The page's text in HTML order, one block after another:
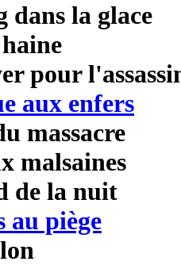
dans la glace
pour
aux enfers
massacre
malsaines
de la nuit
au piège